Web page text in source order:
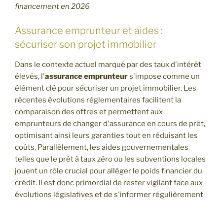
financement en 2026
Assurance emprunteur et aides :
sécuriser son projet immobilier
Dans le contexte actuel marqué par des taux d'intérêt
élevés, l'assurance emprunteurs'impose comme un
élément clé pour sécuriser un projet immobilier. Les
récentes évolutions réglementaires facilitent la
comparaison des offres et permettent aux
emprunteurs de changer d'assurance en cours de prêt,
optimisant ainsi leurs garanties tout en réduisant les
coûts. Parallèlement, les aides gouvernementales
telles que le prêt à taux zéro ou les subventions locales
jouent un rôle crucial pour alléger le poids financier du
crédit. Il est donc primordial de rester vigilant face aux
évolutions législatives et de s'informer régulièrement